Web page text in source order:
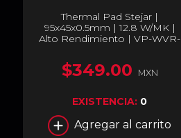
Thermal Pad Stejar |
95x45x0.5mm | 12.8 W/MK |
Alto Rendimiento | VP-WVR-
$349.00 MXN
EXISTENCIA: 0
Agregar al carrito